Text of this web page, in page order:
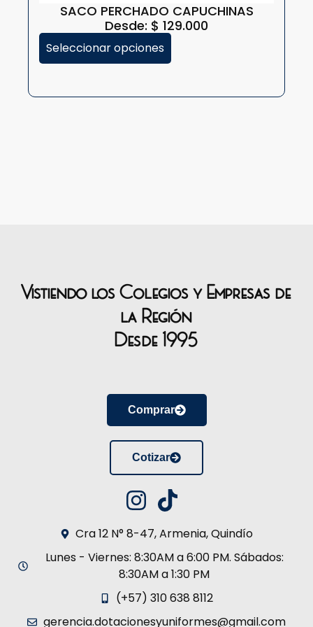
SACO PERCHADO CAPUCHINAS
Desde: $ 129.000
Seleccionar opciones
Vistiendo los Colegios y Empresas de
la Región
Desde 1995
Comprar
Cotizar
Cra 12 N° 8-47, Armenia, Quindío
Lunes - Viernes: 8:30AM a 6:00 PM. Sábados:
8:30AM a 1:30 PM
(+57) 310 638 8112
gerencia.dotacionesyuniformes@gmail.com